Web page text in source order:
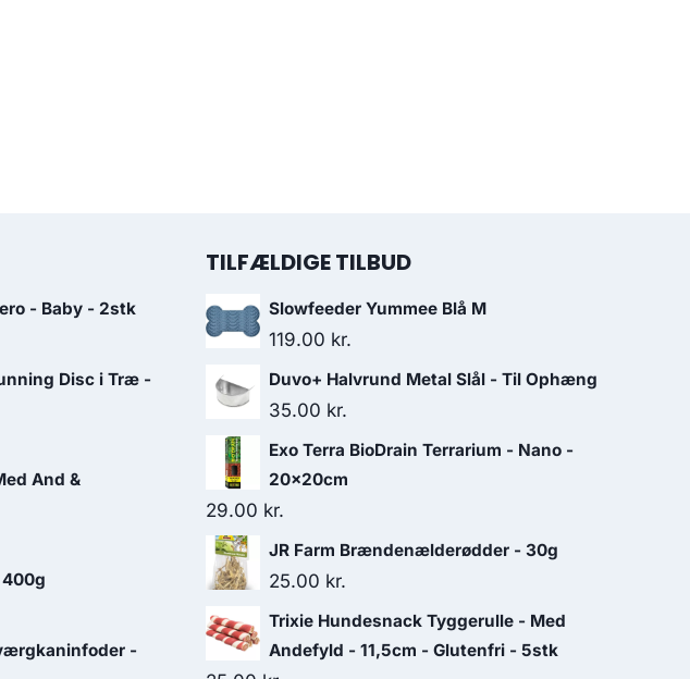
- Baby - 2stk
kr..
Disc i Træ -
And &
-
TILFÆLDIGE TILBUD
Slowfeeder Yummee Blå M
119.00 kr.
Duvo+ Halvrund Metal Slål - Til Ophæng
35.00 kr.
Exo Terra BioDrain Terrarium - Nano -
20x20cm
29.00 kr.
JR Farm Brændenælderødder - 30g
25.00 kr.
Trixie Hundesnack Tyggerulle - Med
Andefyld - 11,5cm - Glutenfri - 5stk